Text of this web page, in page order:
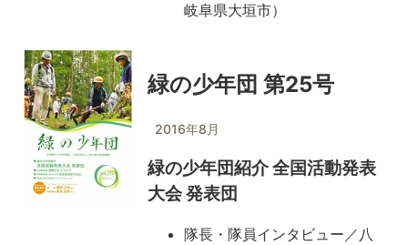
岐阜県大垣市）
緑の少年団 第25号
2016年8月
緑の少年団紹介 全国活動発表
大会 発表団
隊長・隊員インタビュー／八